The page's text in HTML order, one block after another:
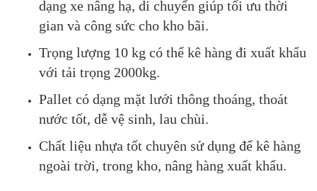
dạng xe nâng hạ, di chuyển giúp tối ưu thời
gian và công sức cho kho bãi.
Trọng lượng 10 kg có thể kê hàng đi xuất khẩu
với tải trọng 2000kg.
Pallet có dạng mặt lưới thông thoáng, thoát
nước tốt, dễ vệ sinh, lau chùi.
Chất liệu nhựa tốt chuyên sử dụng để kê hàng
ngoài trời, trong kho, nâng hàng xuất khẩu.